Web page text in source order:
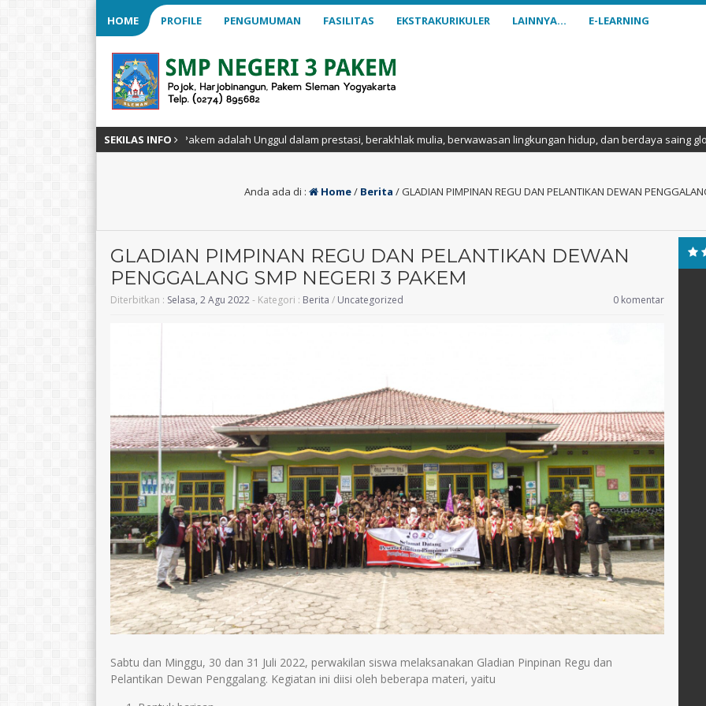
HOME PROFILE PENGUMUMAN FASILITAS EKSTRAKURIKULER LAINNYA… E-LEARNING
SEKILAS INFO
3 Pakem adalah Unggul dalam prestasi, berakhlak mulia, berwawasan lingkungan hidup, dan berdaya saing global.
Anda ada di : Home/ Berita / GLADIAN PIMPINAN REGU DAN PELANTIKAN DEWAN
GLADIAN PIMPINAN REGU DAN PELANTIKAN DEWAN
PENGGALANG SMP NEGERI 3 PAKEM
Diterbitkan : Selasa, 2 Agu 2022- Kategori : Berita / Uncategorized 0 komentar
Sabtu dan Minggu, 30 dan 31 Juli 2022, perwakilan siswa melaksanakan Gladian Pinpinan Regu dan
Pelantikan Dewan Penggalang. Kegiatan ini diisi oleh beberapa materi, yaitu
Avinda Khoirunnisa, S. Pd
NURI HANDAYANI, S.Pd.
Guru Bimbingan dan
Konseling